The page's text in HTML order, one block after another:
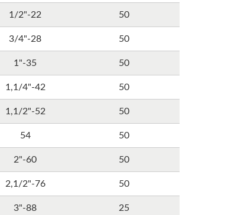
1/2"-22 50
3/4"-28 50
1"-35 50
1,1/4"-42 50
1,1/2"-52 50
54 50
2"-60 50
2,1/2"-76 50
3"-88 25